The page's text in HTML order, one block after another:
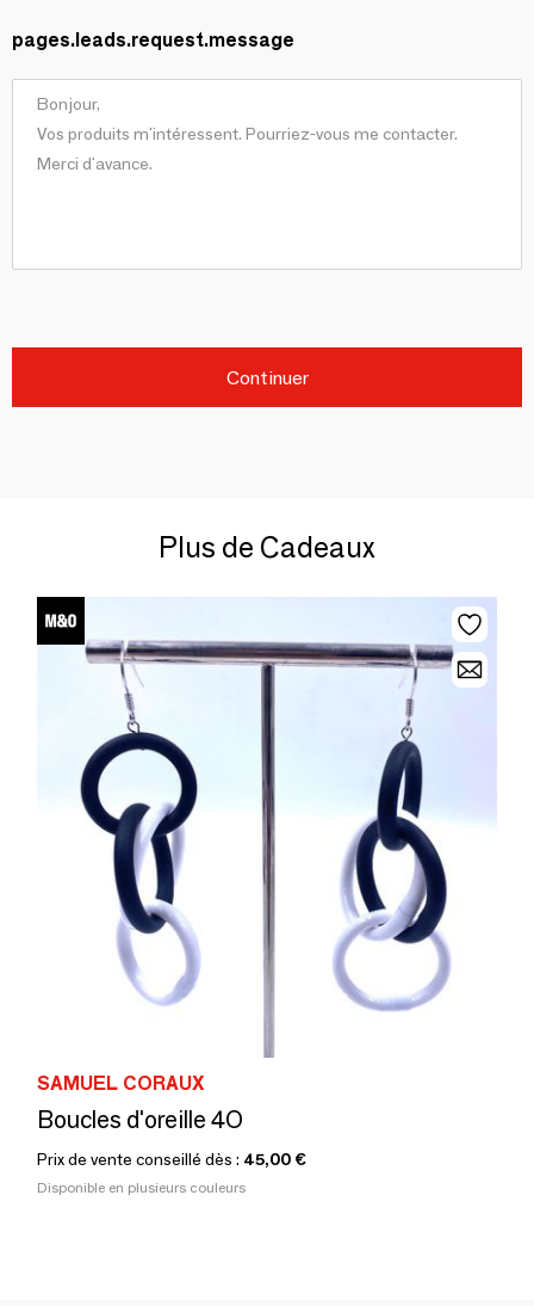
pages.leads.request.message
Continuer
Plus de Cadeaux
SAMUEL CORAUX
Boucles d'oreille 4O
Prix de vente conseillé dès : 45,00 €
Disponible en plusieurs couleurs